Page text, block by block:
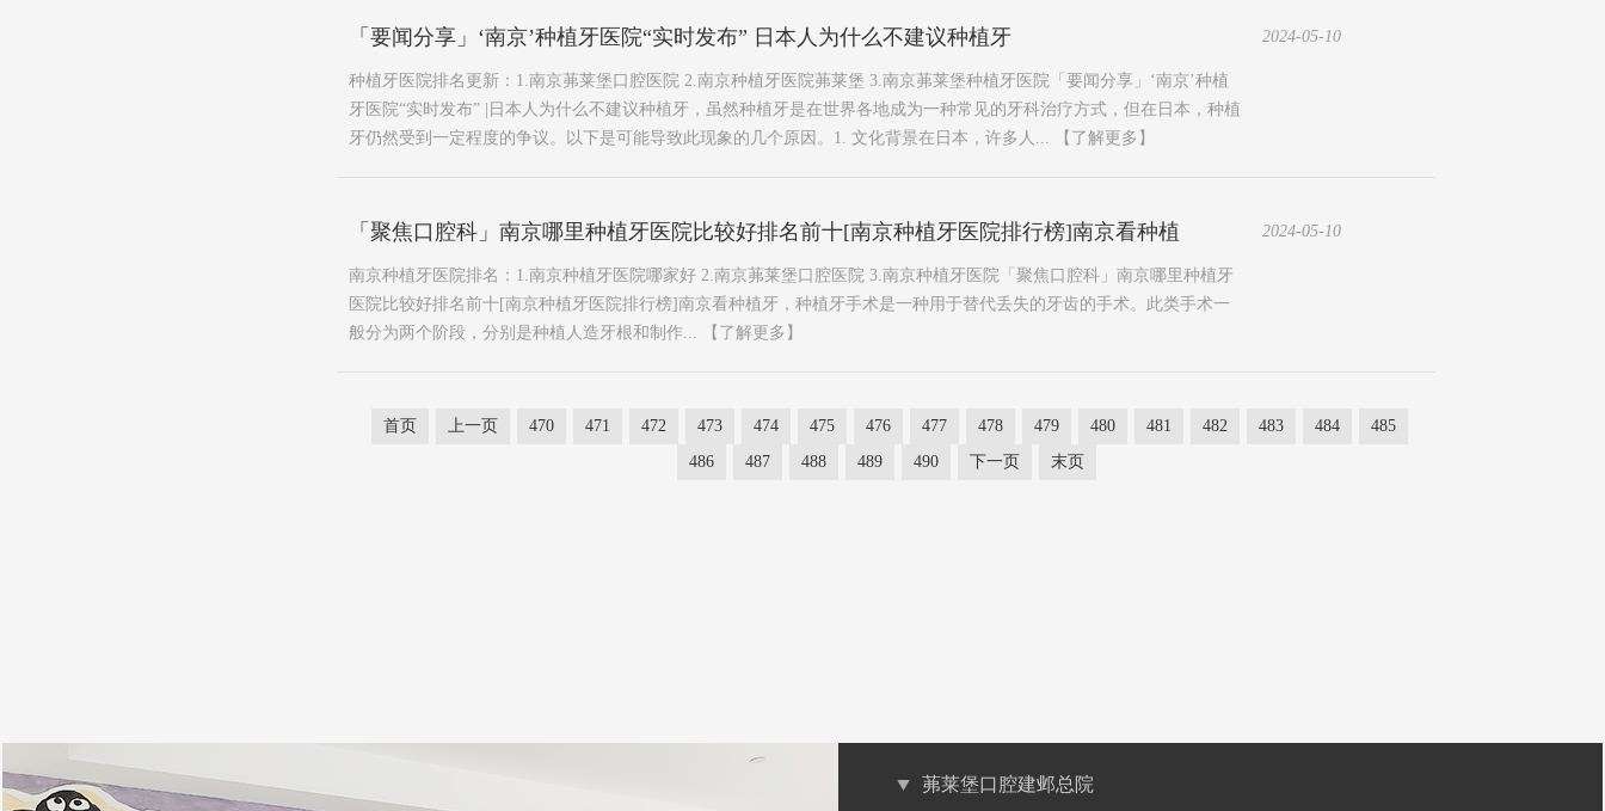
2024-05-10
「要闻分享」‘南京’种植牙医院“实时发布” 日本人为什么不建议种植牙
种植牙医院排名更新：1.南京茀莱堡口腔医院 2.南京种植牙医院茀莱堡 3.南京茀莱堡种植牙医院「要闻分享」‘南京’种植
牙医院“实时发布” |日本人为什么不建议种植牙，虽然种植牙是在世界各地成为一种常见的牙科治疗方式，但在日本，种植
牙仍然受到一定程度的争议。以下是可能导致此现象的几个原因。1. 文化背景在日本，许多人...
【了解更多】
2024-05-10
「聚焦口腔科」南京哪里种植牙医院比较好排名前十[南京种植牙医院排行榜]南京看种植
南京种植牙医院排名：1.南京种植牙医院哪家好 2.南京茀莱堡口腔医院 3.南京种植牙医院「聚焦口腔科」南京哪里种植牙
医院比较好排名前十[南京种植牙医院排行榜]南京看种植牙，种植牙手术是一种用于替代丢失的牙齿的手术。此类手术一
般分为两个阶段，分别是种植人造牙根和制作...
【了解更多】
首页 上一页 470 471 472 473 474 475 476 477 478 479 480 481 482 483 484
485
486
487 488 489 490 下一页 末页
茀莱堡口腔建邺总院